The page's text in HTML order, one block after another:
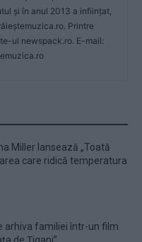
și în anul 2013 a inființat,
Printre
ul newspack.ro. E-mail:
Miller lansează „Toată
care ridică temperatura
arhiva familiei într-un film